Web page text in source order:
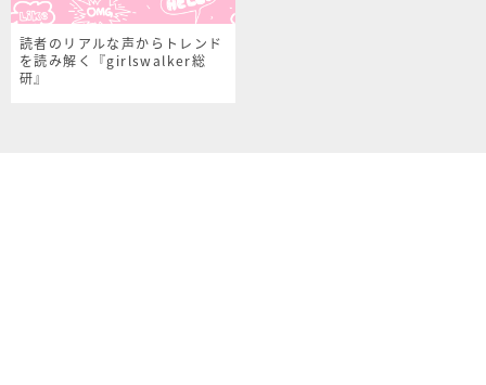
読者のリアルな声からトレンド
を読み解く『girlswalker総
研』